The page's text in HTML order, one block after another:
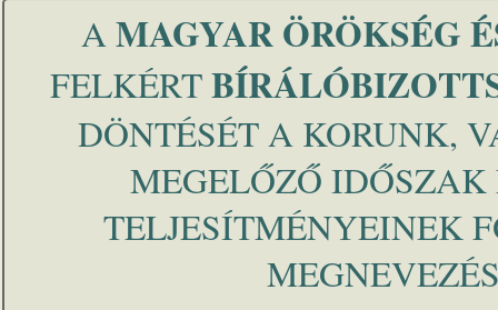
AMAGYAR ÖRÖKSÉG
FELKÉRT
DÖNTÉSÉT A KORUNK,
MEGELŐZŐ
TELJESÍTMÉNYEINEK